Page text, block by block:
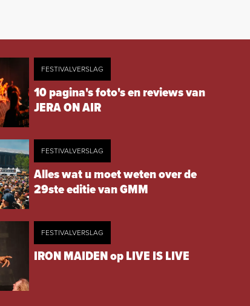
FESTIVALVERSLAG
10 pagina's foto's en reviews van
JERA ON AIR
FESTIVALVERSLAG
Alles wat u moet weten over de
29ste editie van GMM
FESTIVALVERSLAG
IRON MAIDEN op LIVE IS LIVE